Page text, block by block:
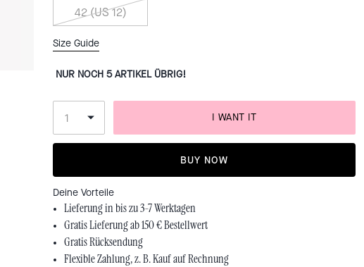
42 (US 12)
Size Guide
NUR NOCH 5 ARTIKEL ÜBRIG!
I WANT IT
BUY NOW
Deine Vorteile
Lieferung in bis zu 3-7 Werktagen
Gratis Lieferung ab 150 € Bestellwert
Gratis Rücksendung
Flexible Zahlung, z. B. Kauf auf Rechnung